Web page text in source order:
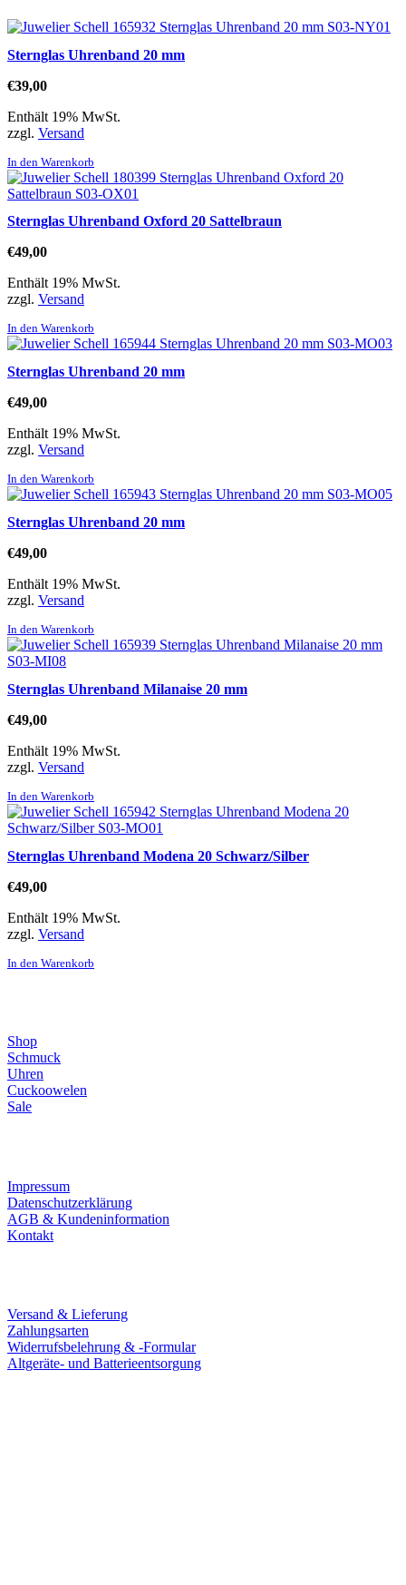
Sternglas Uhrenband 20 mm
€39,00
Enthält 19% MwSt.
zzgl. Versand
In den Warenkorb
Sternglas Uhrenband Oxford 20 Sattelbraun
€49,00
Enthält 19% MwSt.
zzgl. Versand
In den Warenkorb
Sternglas Uhrenband 20 mm
€49,00
Enthält 19% MwSt.
zzgl. Versand
In den Warenkorb
Sternglas Uhrenband 20 mm
€49,00
Enthält 19% MwSt.
zzgl. Versand
In den Warenkorb
Sternglas Uhrenband Milanaise 20 mm
€49,00
Enthält 19% MwSt.
zzgl. Versand
In den Warenkorb
Sternglas Uhrenband Modena 20 Schwarz/Silber
€49,00
Enthält 19% MwSt.
zzgl. Versand
In den Warenkorb
Shop
Schmuck
Uhren
Cuckoowelen
Sale
Impressum
Datenschutzerklärung
AGB & Kundeninformation
Kontakt
Versand & Lieferung
Zahlungsarten
Widerrufsbelehrung & -Formular
Altgeräte- und Batterieentsorgung